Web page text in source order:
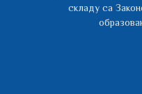
складу са